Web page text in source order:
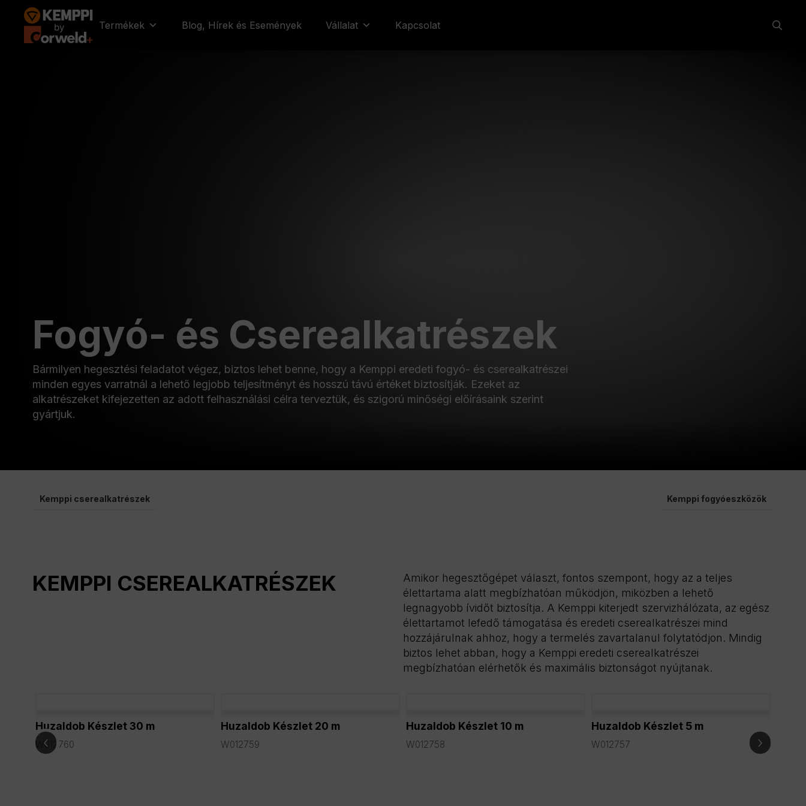
Kilépés
tartalomba
Termékek Blog, Hírek és Események Vállalat Kapcsolat
Fogyó- és Cserealkatrészek
Bármilyen hegesztési feladatot végez, biztos lehet benne, hogy a Kemppi eredeti fogyó- és cserealkatrészei
minden egyes varratnál a lehető legjobb teljesítményt és hosszú távú értéket biztosítják. Ezeket az
alkatrészeket kifejezetten az adott felhasználási célra terveztük, és szigorú minőségi előírásaink szerint
gyártjuk.
Kemppi cserealkatrészek Kemppi fogyóeszközök
KEMPPI CSEREALKATRÉSZEK
Amikor hegesztőgépet választ, fontos szempont, hogy az a teljes
élettartama alatt megbízhatóan működjön, miközben a lehető
legnagyobb ívidőt biztosítja. A Kemppi kiterjedt szervizhálózata, az egész
élettartamot lefedő támogatása és eredeti cserealkatrészei mind
hozzájárulnak ahhoz, hogy a termelés zavartalanul folytatódjon. Mindig
biztos lehet abban, hogy a Kemppi eredeti cserealkatrészei
megbízhatóan elérhetők és maximális biztonságot nyújtanak.
Huzaldob Készlet 30 m
W012760
Huzaldob Készlet 20 m
W012759
Huzaldob Készlet 10 m
W012758
Huzaldob Készlet 5 m
W012757
‹ ›